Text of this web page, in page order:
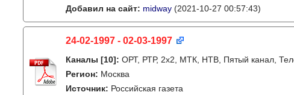
Добавил на сайт: midway (2021-10-27 00:57:43)
24-02-1997 - 02-03-1997
Каналы [10]: ОРТ, РТР, 2х2, МТК, НТВ, Пятый канал,
Регион: Москва
Источник: Российская газета